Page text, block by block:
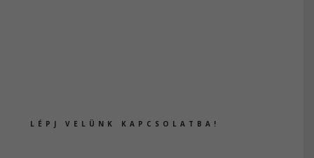
LÉPJ VELÜNK KAPCSOLATBA!